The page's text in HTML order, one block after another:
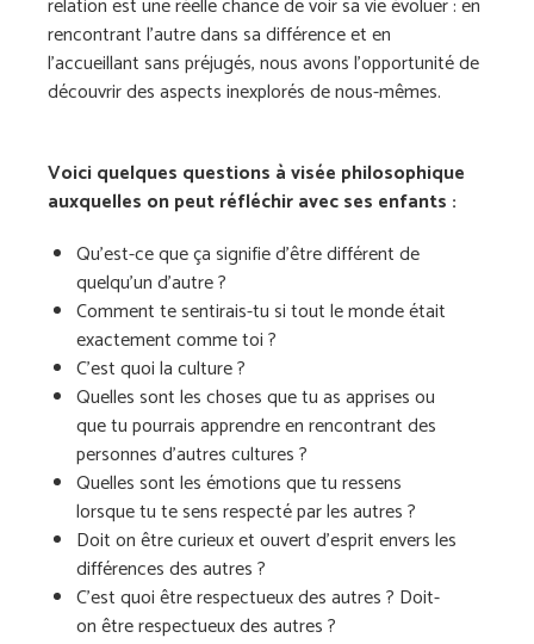
relation est une réelle chance de voir sa vie évoluer : en
rencontrant l’autre dans sa différence et en
l’accueillant sans préjugés, nous avons l’opportunité de
découvrir des aspects inexplorés de nous-mêmes.
Voici quelques questions à visée philosophique
auxquelles on peut réfléchir avec ses enfants :
Qu’est-ce que ça signifie d’être différent de
quelqu’un d’autre ?
Comment te sentirais-tu si tout le monde était
exactement comme toi ?
C’est quoi la culture ?
Quelles sont les choses que tu as apprises ou
que tu pourrais apprendre en rencontrant des
personnes d’autres cultures ?
Quelles sont les émotions que tu ressens
lorsque tu te sens respecté par les autres ?
Doit on être curieux et ouvert d’esprit envers les
différences des autres ?
C’est quoi être respectueux des autres ? Doit-
on être respectueux des autres ?